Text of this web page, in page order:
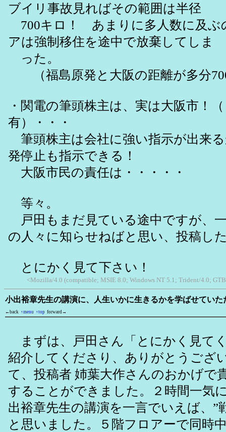
ブイリ事故見ればその範囲は半径
700キロ！ あまりに多人数に及ぶ
アは強制移住を途中で放棄してしま
った。
（福島原発と大阪の距離が多分
・関電の筆頭株主は、実は大阪市！
有）・・・
筆頭株主は会社に強い指示が出来
発停止も指示できる！
大阪市民の責任は・・・・・
等々。
戸田もまだ見ている途中ですが、
の人々に知らせねばと思い、投稿し
とにかく見て下さい！
<Mozilla/4.0 (compatible; MSIE 8.0; Windows NT 5.1; Trident/4.0;
小出裕章先生の講演に、人生いかに生きるかを学ばせていた
←back ↑menu ↑top forward→
まずは、戸田さん「とにかく見て
紹介してくださり、ありがとうござ
て、投稿者 姉葉大作さんのおかげで
することができました。２時間一気
出裕章先生の講演を一言でいえば、”
と思いました。５階フロアーで同時